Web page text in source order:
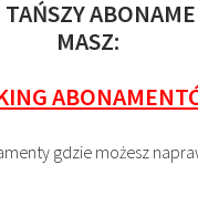
TAŃSZY
MASZ:
gdzie możesz